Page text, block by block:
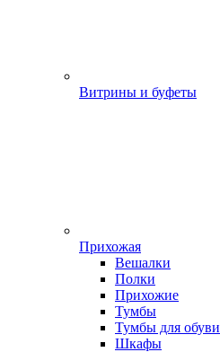
Витрины и буфеты
Прихожая
Вешалки
Полки
Прихожие
Тумбы
Тумбы для обуви
Шкафы